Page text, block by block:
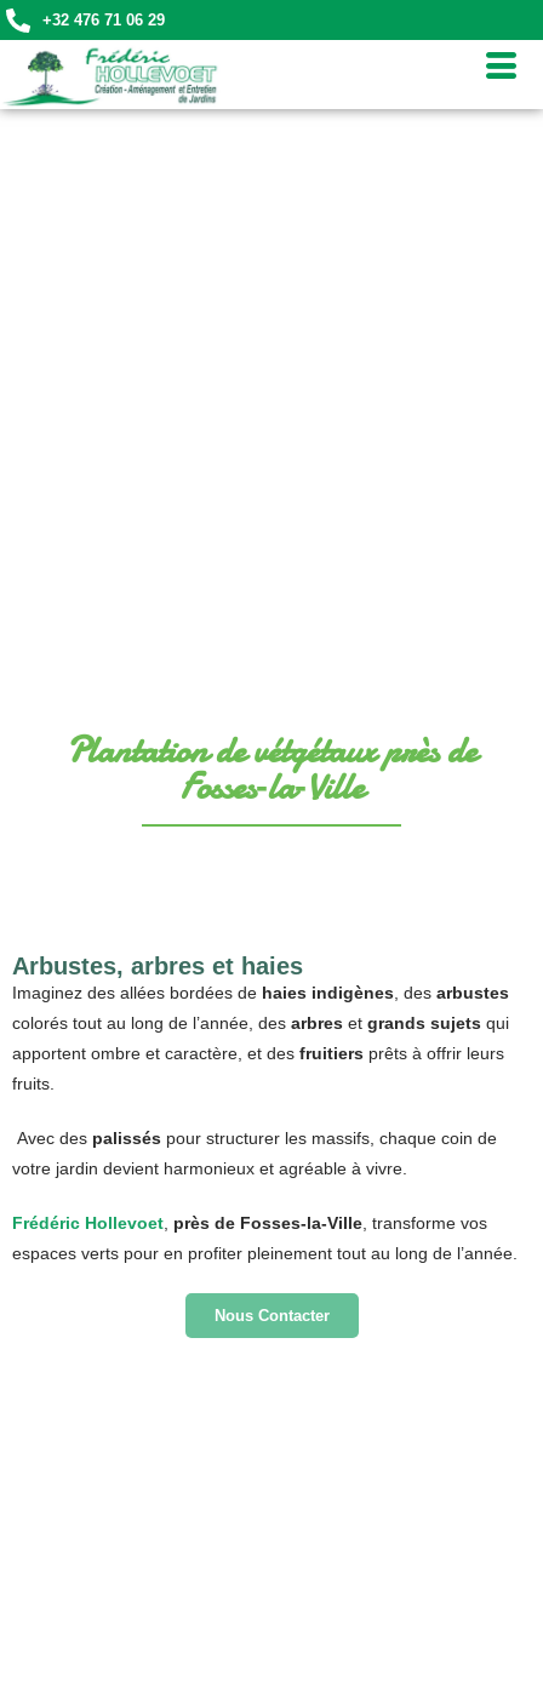
+32 476 71 06 29
Plantation de vétgétaux près de
Fosses‑la‑Ville
Arbustes, arbres et haies
Imaginez des allées bordées de haies indigènes , des arbustes
colorés tout au long de l’année, des arbres et grands sujets qui
apportent ombre et caractère, et des fruitiers prêts à offrir leurs
fruits.
Avec des palissés pour structurer les massifs, chaque coin de
votre jardin devient harmonieux et agréable à vivre.
Frédéric Hollevoet près de Fosses‑la‑Ville , transforme vos
espaces verts pour en profiter pleinement tout au long de l’année.
Nous Contacter